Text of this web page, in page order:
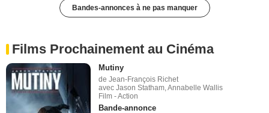
Bandes-annonces à ne pas manquer
Films Prochainement au Cinéma
Mutiny
de Jean-François Richet
avec Jason Statham, Annabelle Wallis
Film - Action
Bande-annonce